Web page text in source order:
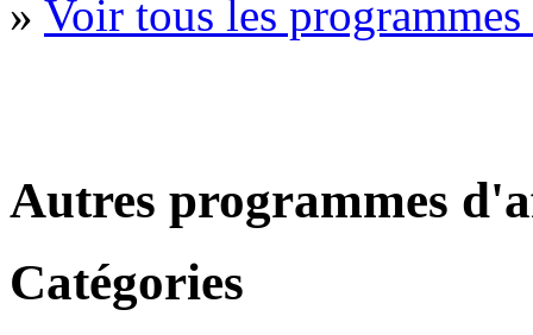
» Voir tous les
Autres programmes
Catégories